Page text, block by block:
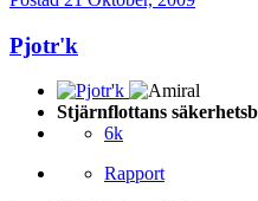
Pjotr'k
Stjärnflottans
6k
Rapport